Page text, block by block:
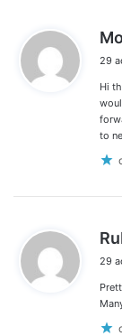
29
Hi
to
29